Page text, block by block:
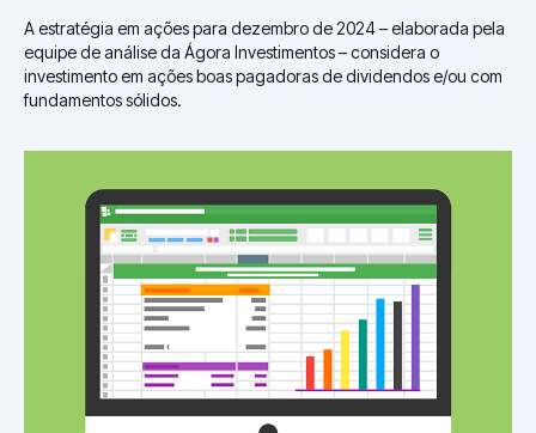
A estratégia em ações para dezembro de 2024 – elaborada pela
equipe de análise da Ágora Investimentos – considera o
investimento em ações boas pagadoras de dividendos e/ou com
fundamentos sólidos.